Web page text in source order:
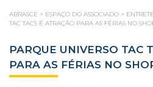
ABRASCE > ESPAÇO DO ASSOCIADO >
TAC TACS É ATRAÇÃO PARA AS FÉRIAS NO
PARQUE UNIVERSO TAC
PARA AS FÉRIAS NO